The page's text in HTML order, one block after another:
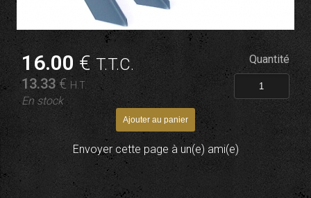
16.00 €T.T.C.
13.33€ H.T.
En stock
Quantité
Envoyer cette page à un(e) ami(e)